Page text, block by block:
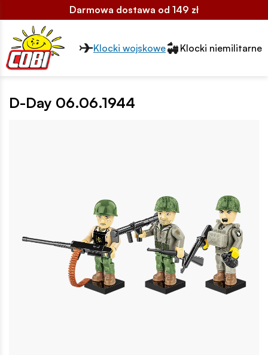
Darmowa dostawa od 149 zł
Przełącznik segmentów2
Klocki wojskowe Klocki niemilitarne
D-Day 06.06.1944